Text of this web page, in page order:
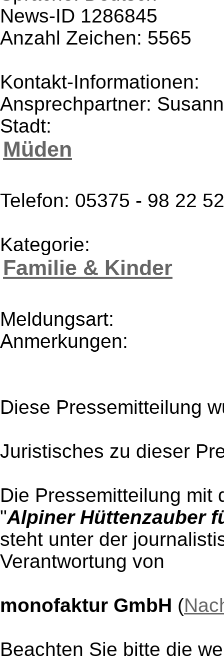
News-ID 1286845
Anzahl Zeichen: 5565
Kontakt-Informationen:
Ansprechpartner:
Stadt:
Müden
Telefon: 05375 - 98 22
Kategorie:
Familie & Kinder
Meldungsart:
Anmerkungen:
Diese Pressemitteilung
Juristisches zu dieser
Die Pressemitteilung mit
"Alpiner Hüttenzauber
steht unter der
Verantwortung von
monofaktur GmbH (
Beachten Sie bitte die